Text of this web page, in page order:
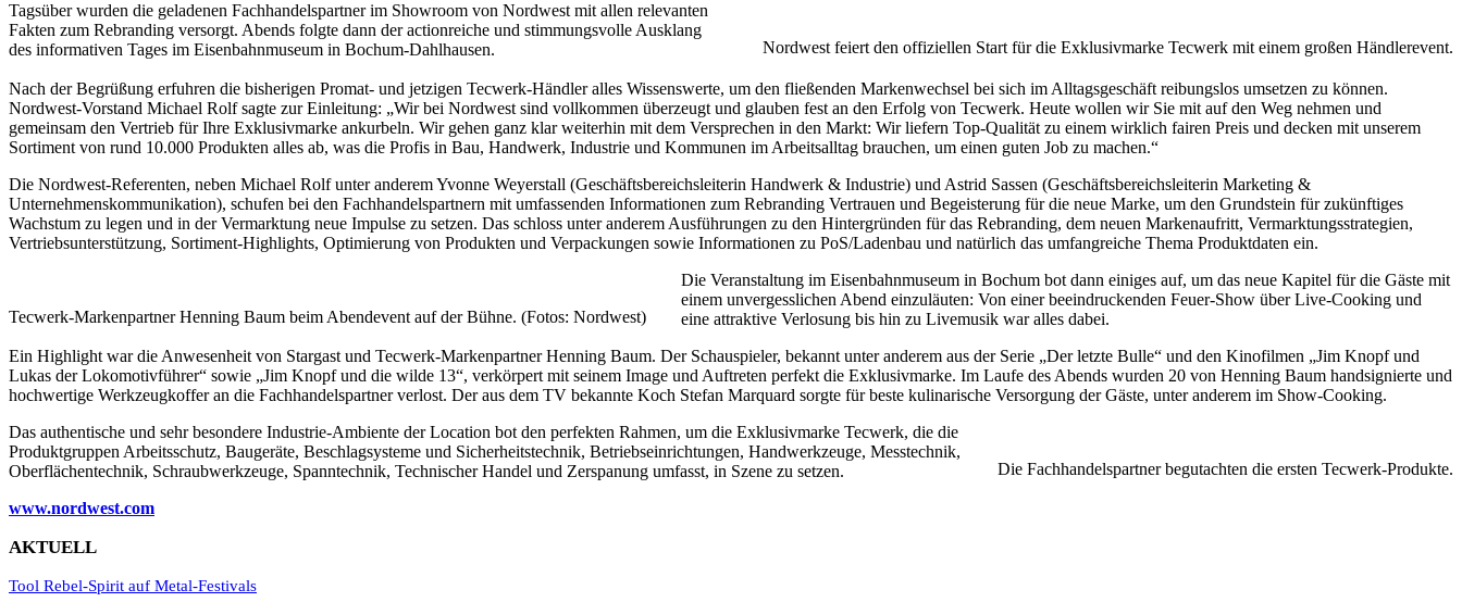
Nordwest feiert den offiziellen Start für die Exklusivmarke Tecwerk mit einem großen Händlerevent.
Tagsüber wurden die geladenen Fachhandelspartner im Showroom von Nordwest mit allen relevanten
Fakten zum Rebranding versorgt. Abends folgte dann der actionreiche und stimmungsvolle Ausklang
des informativen Tages im Eisenbahnmuseum in Bochum-Dahlhausen.
Nach der Begrüßung erfuhren die bisherigen Promat- und jetzigen Tecwerk-Händler alles Wissenswerte, um den fließenden Markenwechsel bei sich im Alltagsgeschäft reibungslos umsetzen zu können.
Nordwest-Vorstand Michael Rolf sagte zur Einleitung: „Wir bei Nordwest sind vollkommen überzeugt und glauben fest an den Erfolg von Tecwerk. Heute wollen wir Sie mit auf den Weg nehmen und
gemeinsam den Vertrieb für Ihre Exklusivmarke ankurbeln. Wir gehen ganz klar weiterhin mit dem Versprechen in den Markt: Wir liefern Top-Qualität zu einem wirklich fairen Preis und decken mit unserem
Sortiment von rund 10.000 Produkten alles ab, was die Profis in Bau, Handwerk, Industrie und Kommunen im Arbeitsalltag brauchen, um einen guten Job zu machen.“
Die Nordwest-Referenten, neben Michael Rolf unter anderem Yvonne Weyerstall (Geschäftsbereichsleiterin Handwerk & Industrie) und Astrid Sassen (Geschäftsbereichsleiterin Marketing &
Unternehmenskommunikation), schufen bei den Fachhandelspartnern mit umfassenden Informationen zum Rebranding Vertrauen und Begeisterung für die neue Marke, um den Grundstein für zukünftiges
Wachstum zu legen und in der Vermarktung neue Impulse zu setzen. Das schloss unter anderem Ausführungen zu den Hintergründen für das Rebranding, dem neuen Markenaufritt, Vermarktungsstrategien,
Vertriebsunterstützung, Sortiment-Highlights, Optimierung von Produkten und Verpackungen sowie Informationen zu PoS/Ladenbau und natürlich das umfangreiche Thema Produktdaten ein.
Tecwerk-Markenpartner Henning Baum beim Abendevent auf der Bühne. (Fotos: Nordwest)
Die Veranstaltung im Eisenbahnmuseum in Bochum bot dann einiges auf, um das neue Kapitel für die Gäste mit
einem unvergesslichen Abend einzuläuten: Von einer beeindruckenden Feuer-Show über Live-Cooking und
eine attraktive Verlosung bis hin zu Livemusik war alles dabei.
Ein Highlight war die Anwesenheit von Stargast und Tecwerk-Markenpartner Henning Baum. Der Schauspieler, bekannt unter anderem aus der Serie „Der letzte Bulle“ und den Kinofilmen „Jim Knopf und
Lukas der Lokomotivführer“ sowie „Jim Knopf und die wilde 13“, verkörpert mit seinem Image und Auftreten perfekt die Exklusivmarke. Im Laufe des Abends wurden 20 von Henning Baum handsignierte und
hochwertige Werkzeugkoffer an die Fachhandelspartner verlost. Der aus dem TV bekannte Koch Stefan Marquard sorgte für beste kulinarische Versorgung der Gäste, unter anderem im Show-Cooking.
Die Fachhandelspartner begutachten die ersten Tecwerk-Produkte.
Das authentische und sehr besondere Industrie-Ambiente der Location bot den perfekten Rahmen, um die Exklusivmarke Tecwerk, die die
Produktgruppen Arbeitsschutz, Baugeräte, Beschlagsysteme und Sicherheitstechnik, Betriebseinrichtungen, Handwerkzeuge, Messtechnik,
Oberflächentechnik, Schraubwerkzeuge, Spanntechnik, Technischer Handel und Zerspanung umfasst, in Szene zu setzen.
www.nordwest.com
AKTUELL
Tool Rebel-Spirit auf Metal-Festivals